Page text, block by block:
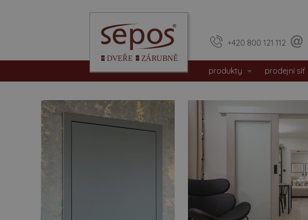
+420 800 121 112
produkty
vchodové dveře
hpl dveře
dveře s matným povrchem
prodejní síť
sídlo firmy